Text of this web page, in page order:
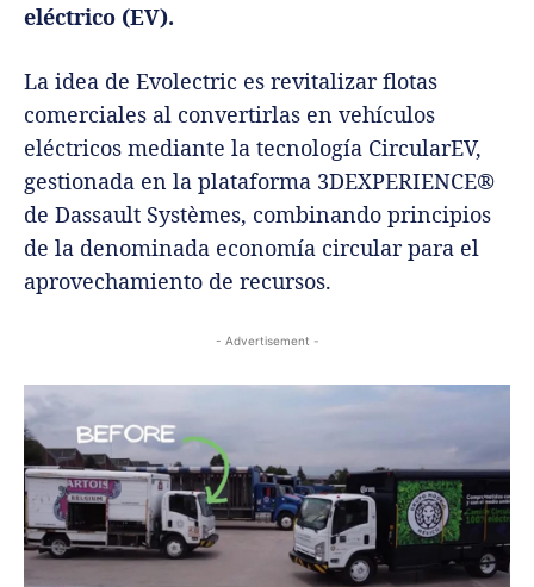
eléctrico (EV).
La idea de Evolectric es revitalizar flotas
comerciales al convertirlas en vehículos
eléctricos mediante la tecnología CircularEV,
gestionada en la plataforma 3DEXPERIENCE®
de Dassault Systèmes, combinando principios
de la denominada economía circular para el
aprovechamiento de recursos.
- Advertisement -